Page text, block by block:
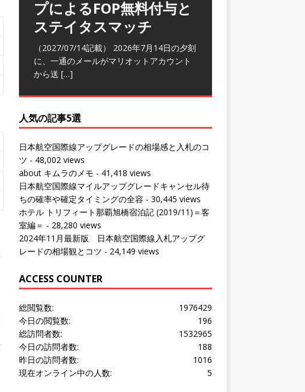
（2026/06/07記載） 2026年5月下旬の平日
に那覇を訪れた際に利用した。 こちらのラ
ウンジ
[…]
人気の記事5選
ツ- 48,002 views
日本航空国際線マイルアップグレードキャンセル待
ちの確率や確定タイミングの全容
ホテル トリフィート那覇旭橋宿泊記 (2019/11)＝客
室編＝- 28,280 views
2024年11月最新版 日本航空国際線入札アップグ
レードの相場観とコツ- 24,149 views
ACCESS COUNTER
今日の閲覧数:
188
今日の訪問者数:
1016
昨日の訪問者数:
5
現在オンライン中の人数: